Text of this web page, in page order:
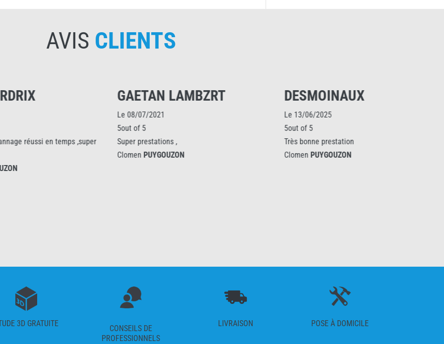
AVIS CLIENTS
réussi en temps ,super
GAETAN LAMBZRT
Le 08/07/2021
5out of 5
Super prestations ,
ClomenPUYGOUZON
DESMOINAUX
Le 13/06/2025
5out of 5
Très bonne prestation
ClomenPUYGOUZON
3D GRATUITE
CONSEILS DE
PROFESSIONNELS
LIVRAISON POSE À DOMICILE